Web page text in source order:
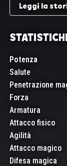
Leggi la
Potenza
Salute
Penetrazione
Forza
Armatura
Attacco fisico
Agilità
Attacco magico
Difesa magica